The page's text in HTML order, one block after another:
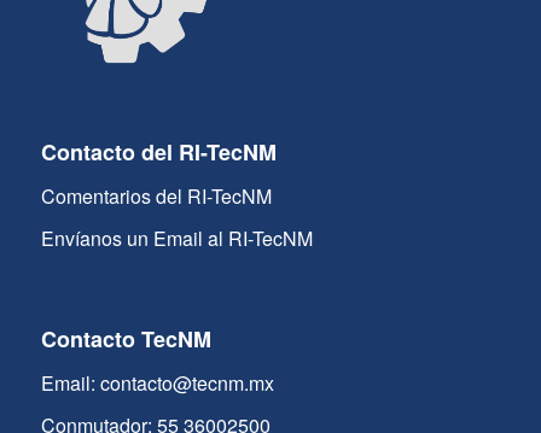
Contacto del RI-TecNM
Comentarios del RI-TecNM
Envíanos un Email al RI-TecNM
Contacto TecNM
Email: contacto@tecnm.mx
Conmutador: 55 36002500